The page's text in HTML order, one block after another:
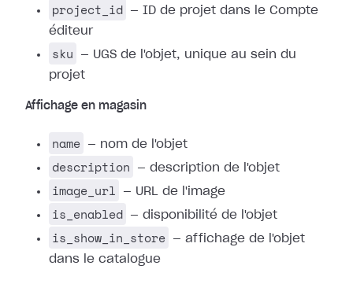
project_id
— ID de projet dans le Compte
éditeur
sku
— UGS de l'objet, unique au sein du
projet
Affichage en magasin
name — nom de l'objet
description — description de l'objet
image_url — URL de l'image
is_enabled — disponibilité de l'objet
is_show_in_store
— affichage de l'objet
dans le catalogue